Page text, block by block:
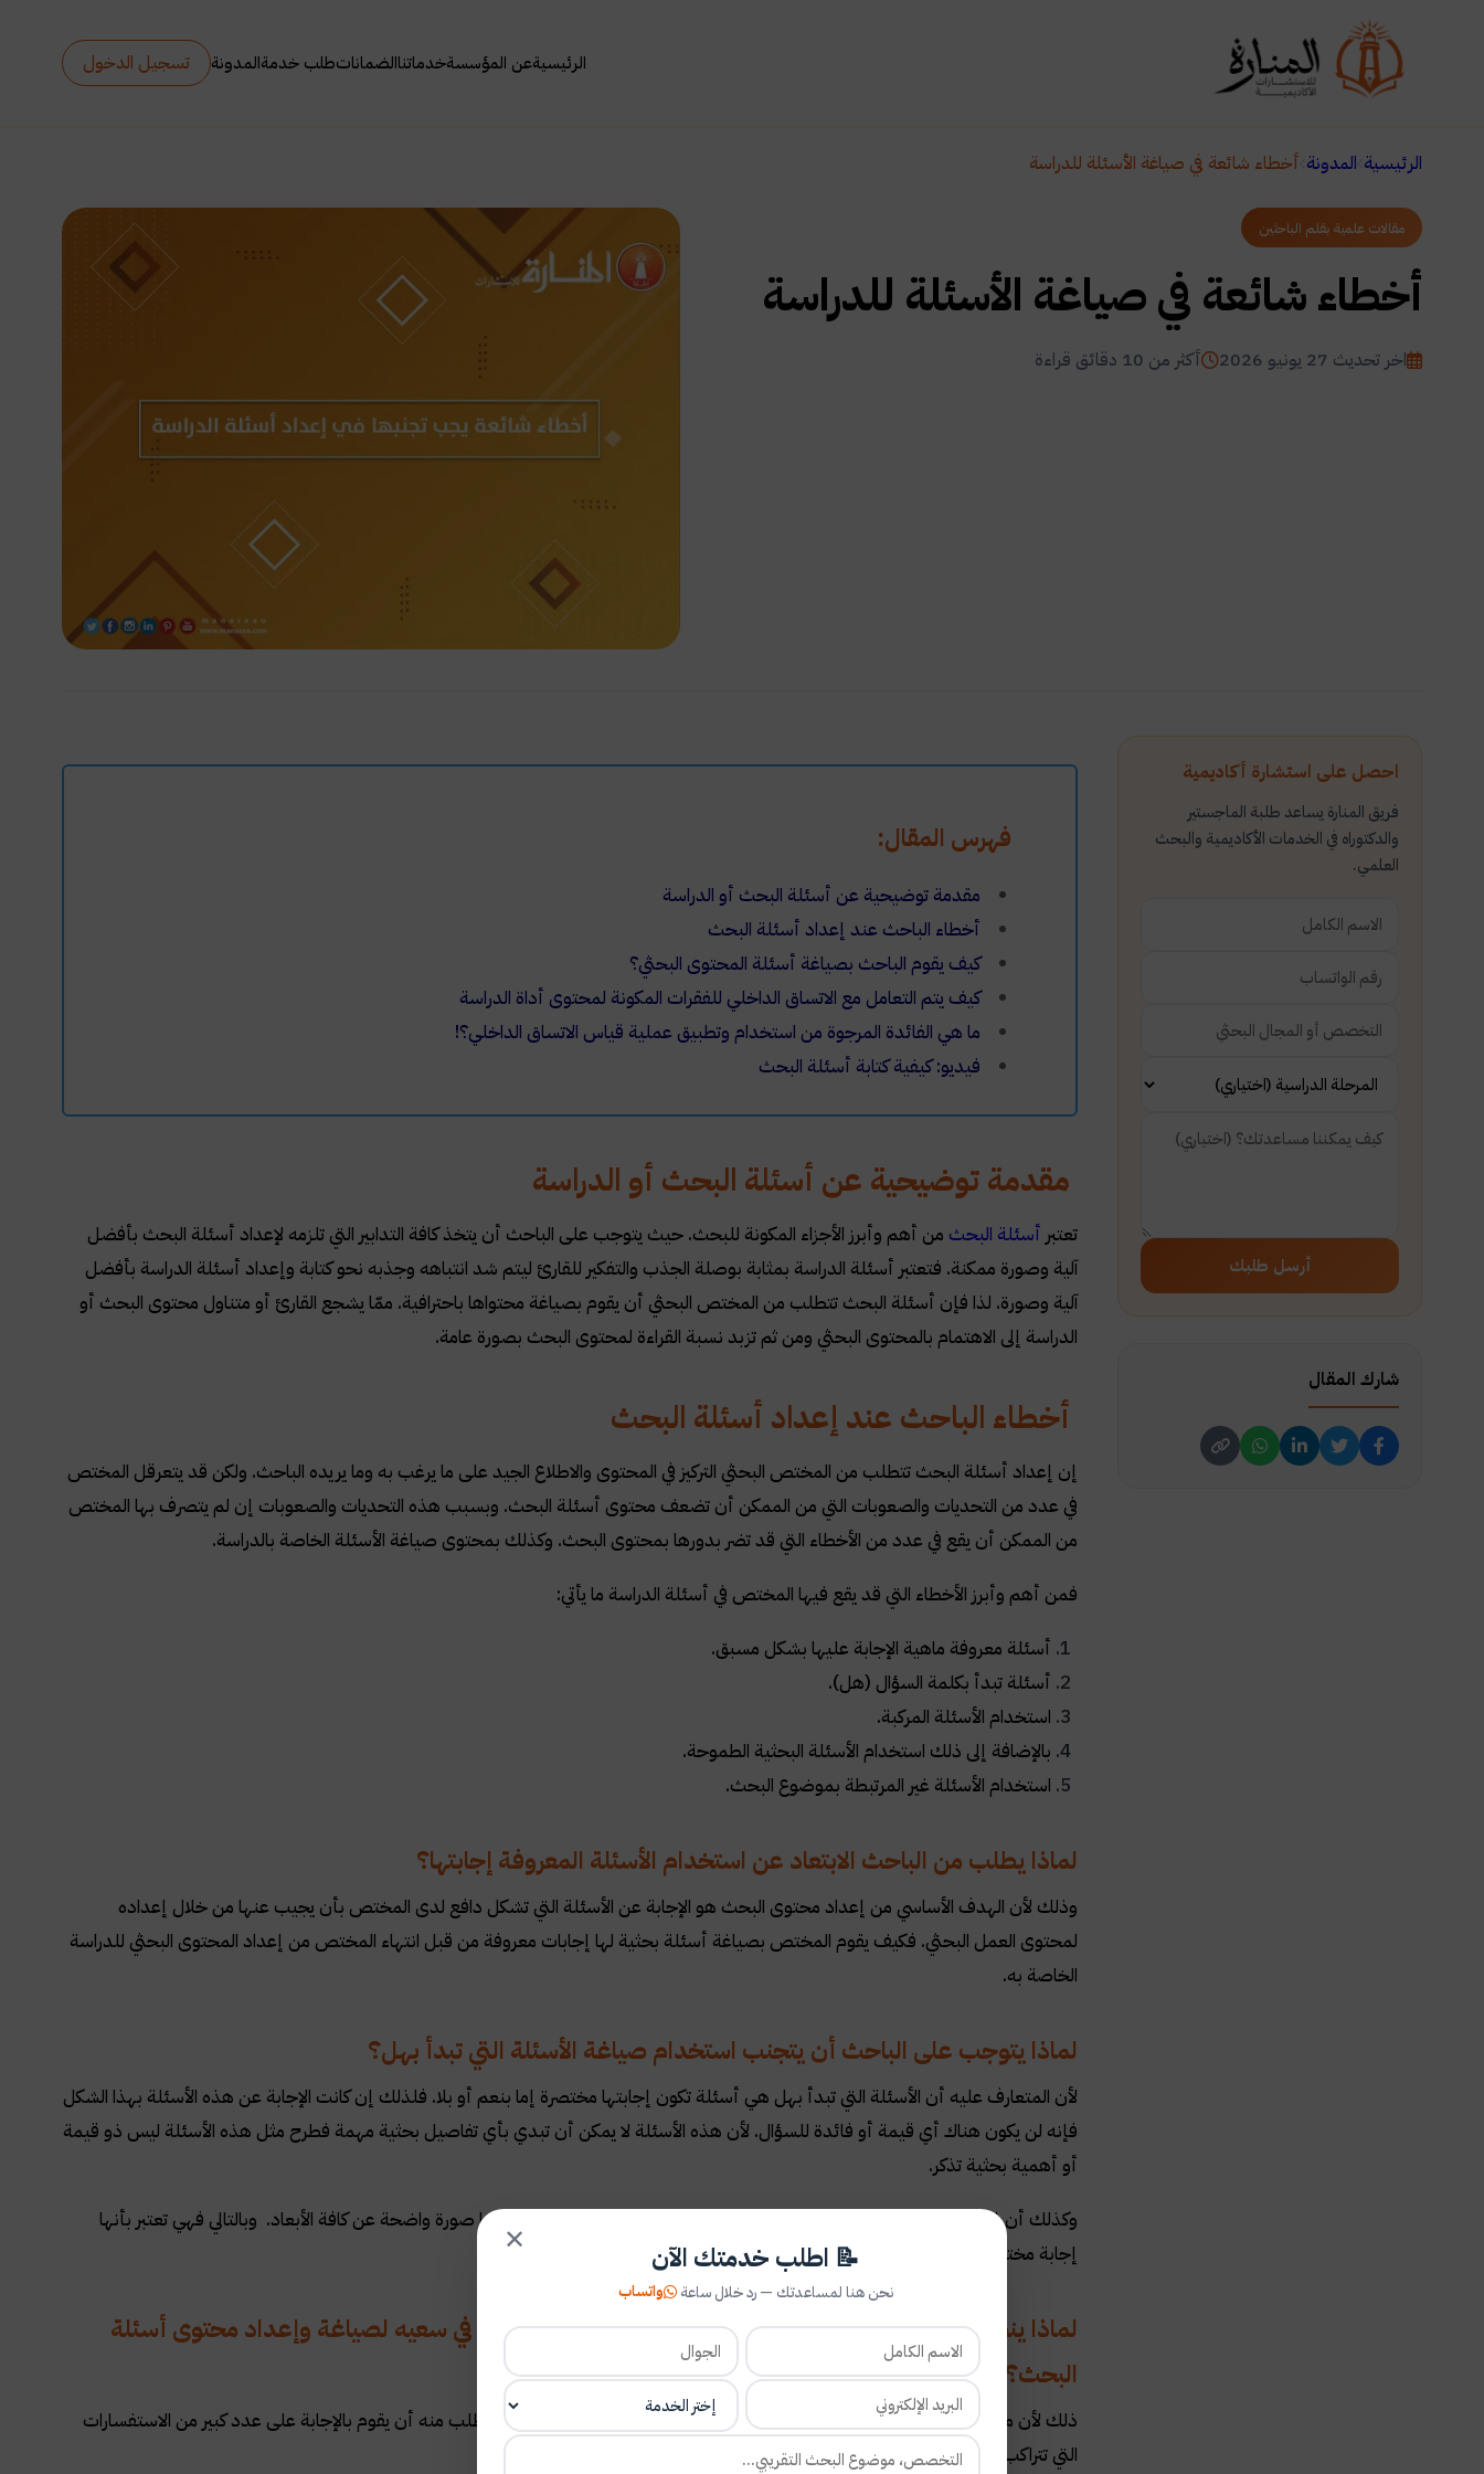
الرئيسيةعن المؤسسةخدماتناالضماناتطلب خدمةالمدونة تسجيل الدخول
الرئيسية المدونة أخطاء شائعة في صياغة الأسئلة للدراسة
مقالات علمية بقلم الباحثين
أخطاء شائعة في صياغة الأسئلة للدراسة
اخر تحديث 27 يونيو 2026 أكثر من 10 دقائق قراءة
احصل على استشارة أكاديمية
فريق المنارة يساعد طلبة الماجستير
والدكتوراه في الخدمات الأكاديمية والبحث
العلمي.
أرسل طلبك
شارك المقال
فهرس المقال:
مقدمة توضيحية عن أسئلة البحث أو الدراسة
أخطاء الباحث عند إعداد أسئلة البحث
كيف يقوم الباحث بصياغة أسئلة المحتوى البحثي؟
كيف يتم التعامل مع الاتساق الداخلي للفقرات المكونة لمحتوى أداة الدراسة
ما هي الفائدة المرجوة من استخدام وتطبيق عملية قياس الاتساق الداخلي؟!
فيديو: كيفية كتابة أسئلة البحث
مقدمة توضيحية عن أسئلة البحث أو الدراسة
تعتبر أسئلة البحث من أهم وأبرز الأجزاء المكونة للبحث. حيث يتوجب على الباحث أن يتخذ كافة التدابير التي تلزمه لإعداد أسئلة البحث بأفضل
آلية وصورة ممكنة. فتعتبر أسئلة الدراسة بمثابة بوصلة الجذب والتفكير للقارئ ليتم شد انتباهه وجذبه نحو كتابة وإعداد أسئلة الدراسة بأفضل
آلية وصورة. لذا فإن أسئلة البحث تتطلب من المختص البحثي أن يقوم بصياغة محتواها باحترافية. ممّا يشجع القارئ أو متناول محتوى البحث أو
الدراسة إلى الاهتمام بالمحتوى البحثي ومن ثم تزبد نسبة القراءة لمحتوى البحث بصورة عامة.
أخطاء الباحث عند إعداد أسئلة البحث
إن إعداد أسئلة البحث تتطلب من المختص البحثي التركيز في المحتوى والاطلاع الجيد على ما يرغب به وما يريده الباحث. ولكن قد يتعرقل المختص
في عدد من التحديات والصعوبات التي من الممكن أن تضعف محتوى أسئلة البحث. وبسبب هذه التحديات والصعوبات إن لم يتصرف بها المختص
من الممكن أن يقع في عدد من الأخطاء التي قد تضر بدورها بمحتوى البحث. وكذلك بمحتوى صياغة الأسئلة الخاصة بالدراسة.
فمن أهم وأبرز الأخطاء التي قد يقع فيها المختص في أسئلة الدراسة ما يأتي:
أسئلة معروفة ماهية الإجابة عليها بشكل مسبق.
أسئلة تبدأ بكلمة السؤال (هل).
استخدام الأسئلة المركبة.
بالإضافة إلى ذلك استخدام الأسئلة البحثية الطموحة.
استخدام الأسئلة غير المرتبطة بموضوع البحث.
لماذا يطلب من الباحث الابتعاد عن استخدام الأسئلة المعروفة إجابتها؟
وذلك لأن الهدف الأساسي من إعداد محتوى البحث هو الإجابة عن الأسئلة التي تشكل دافع لدى المختص بأن يجيب عنها من خلال إعداده
لمحتوى العمل البحثي. فكيف يقوم المختص بصياغة أسئلة بحثية لها إجابات معروفة من قبل انتهاء المختص من إعداد المحتوى البحثي للدراسة
الخاصة به.
لماذا يتوجب على الباحث أن يتجنب استخدام صياغة الأسئلة التي تبدأ بهل؟
لأن المتعارف عليه أن الأسئلة التي تبدأ بهل هي أسئلة تكون إجابتها مختصرة إما بنعم أو بلا. فلذلك إن كانت الإجابة عن هذه الأسئلة بهذا الشكل
فإنه لن يكون هناك أي قيمة أو فائدة للسؤال. لأن هذه الأسئلة لا يمكن أن تبدي بأي تفاصيل بحثية مهمة فطرح مثل هذه الأسئلة ليس ذو قيمة
أو أهمية بحثية تذكر.
وكذلك أن إجابة مدلول إعداد وصياغة الأسئلة البحثية التي تبدأ بها لا يمكن أن تعطينا صورة واضحة عن كافة الأبعاد. وبالتالي فهي تعتبر بأنها
إجابة مختصرة ومنقوصة وأنها إجابات غير مفيدة وغير مهمة في تفسير ماهية الظاهرة
لماذا ينصح الباحث بالابتعاد عن استخدام الأسئلة البحثية المركبة في سعيه لصياغة وإعداد محتوى أسئلة
البحث؟
ذلك لأن مثل هذه الأسئلة البحثية من الممكن أن تضعف تركيز القارئ. وبالتالي فإنها تتطلب منه أن يقوم بالإجابة على عدد كبير من الاستفسارات
التي تتراكب معاً وتشكل استفسارات بحثية متداخلة.
✕
📝 اطلب خدمتك الآن
نحن هنا لمساعدتك — رد خلال ساعة واتساب